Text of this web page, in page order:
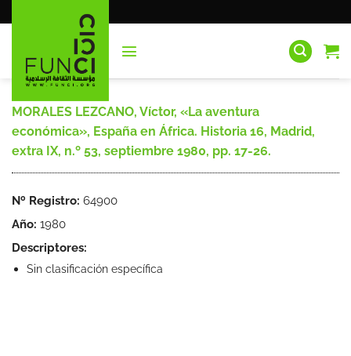
al
MORALES LEZCANO, Víctor, «La aventura
económica», España en África. Historia 16, Madrid,
extra IX, n.º 53, septiembre 1980, pp. 17-26.
Nº Registro: 64900
Año: 1980
Descriptores:
Sin clasificación específica